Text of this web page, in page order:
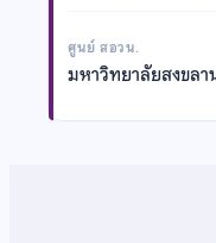
ศูนย์ สอวน.
มหาวิทยาลัยสงขล